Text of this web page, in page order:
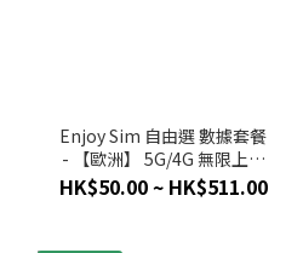
Enjoy Sim 自由選 數據套餐
- 【歐洲】 5G/4G 無限上網
卡數據卡SIM咭
HK$50.00 ~ HK$511.00